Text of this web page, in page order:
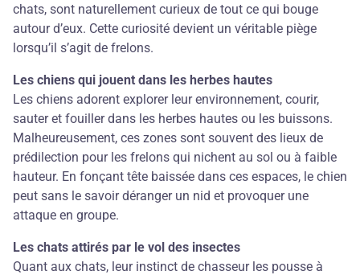
chats, sont naturellement curieux de tout ce qui bouge
autour d’eux. Cette curiosité devient un véritable piège
lorsqu’il s’agit de frelons.
Les chiens qui jouent dans les herbes hautes
Les chiens adorent explorer leur environnement, courir,
sauter et fouiller dans les herbes hautes ou les buissons.
Malheureusement, ces zones sont souvent des lieux de
prédilection pour les frelons qui nichent au sol ou à faible
hauteur. En fonçant tête baissée dans ces espaces, le chien
peut sans le savoir déranger un nid et provoquer une
attaque en groupe.
Les chats attirés par le vol des insectes
Quant aux chats, leur instinct de chasseur les pousse à